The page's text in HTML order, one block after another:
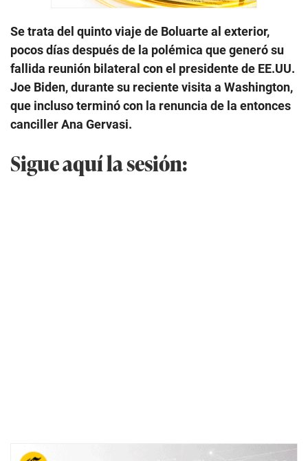
Se trata del quinto viaje de Boluarte al exterior,
pocos días después de la polémica que generó su
fallida reunión bilateral con el presidente de EE.UU.
Joe Biden, durante su reciente visita a Washington,
que incluso terminó con la renuncia de la entonces
canciller Ana Gervasi.
Sigue aquí la sesión: